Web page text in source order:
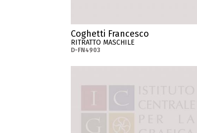
Coghetti Francesco
RITRATTO MASCHILE
D-FN4903